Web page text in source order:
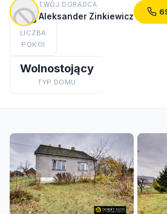
3
LICZBA
POKOI
Wolnostojący
TYP DOMU
TWÓJ DORADCA
Aleksander Zinkiewicz